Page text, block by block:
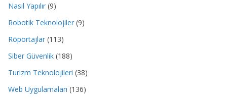
Nasıl Yapılır (9)
Robotik Teknolojiler (9)
Röportajlar (113)
Siber Güvenlik (188)
Turizm Teknolojileri (38)
Web Uygulamaları (136)